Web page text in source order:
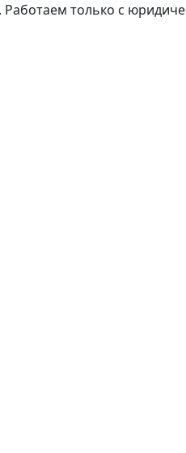
только с